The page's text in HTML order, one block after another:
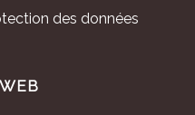
des données